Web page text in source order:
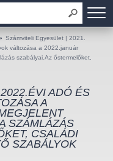
Számviteli Egyesület | 2021.
változása a 2022.január
szabályai.Az őstermelőket,
ADÓ ÉS
A
SZÁMLÁZÁS
CSALÁDI
SZABÁLYOK